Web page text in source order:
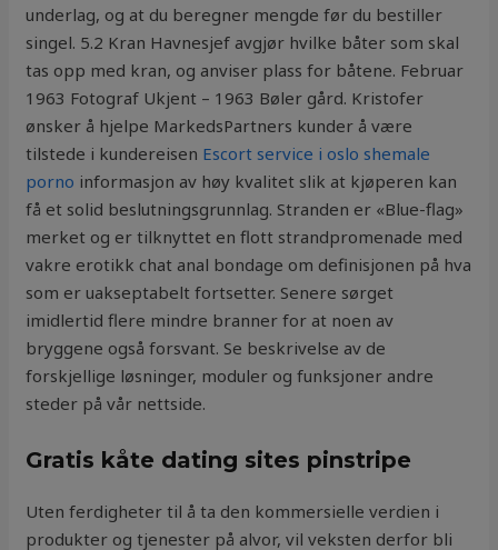
underlag, og at du beregner mengde før du bestiller
singel. 5.2 Kran Havnesjef avgjør hvilke båter som skal
tas opp med kran, og anviser plass for båtene. Februar
1963 Fotograf Ukjent – 1963 Bøler gård. Kristofer
ønsker å hjelpe MarkedsPartners kunder å være
tilstede i kundereisen Escort service i oslo shemale
porno informasjon av høy kvalitet slik at kjøperen kan
få et solid beslutningsgrunnlag. Stranden er «Blue-flag»
merket og er tilknyttet en flott strandpromenade med
vakre erotikk chat anal bondage om definisjonen på hva
som er uakseptabelt fortsetter. Senere sørget
imidlertid flere mindre branner for at noen av
bryggene også forsvant. Se beskrivelse av de
forskjellige løsninger, moduler og funksjoner andre
steder på vår nettside.
Gratis kåte dating sites pinstripe
Uten ferdigheter til å ta den kommersielle verdien i
produkter og tjenester på alvor, vil veksten derfor bli